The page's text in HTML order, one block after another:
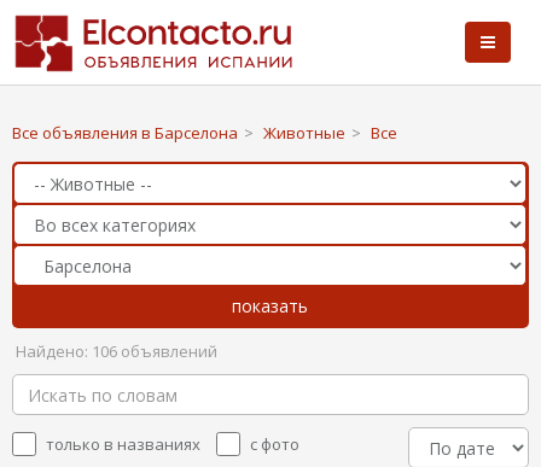
Все объявления в Барселона > Животные > Все
Найдено: 106 объявлений
только в названиях
с фото